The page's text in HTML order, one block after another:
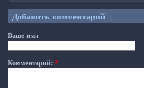
Добавить комментарий
Ваше имя
Комментарий: *